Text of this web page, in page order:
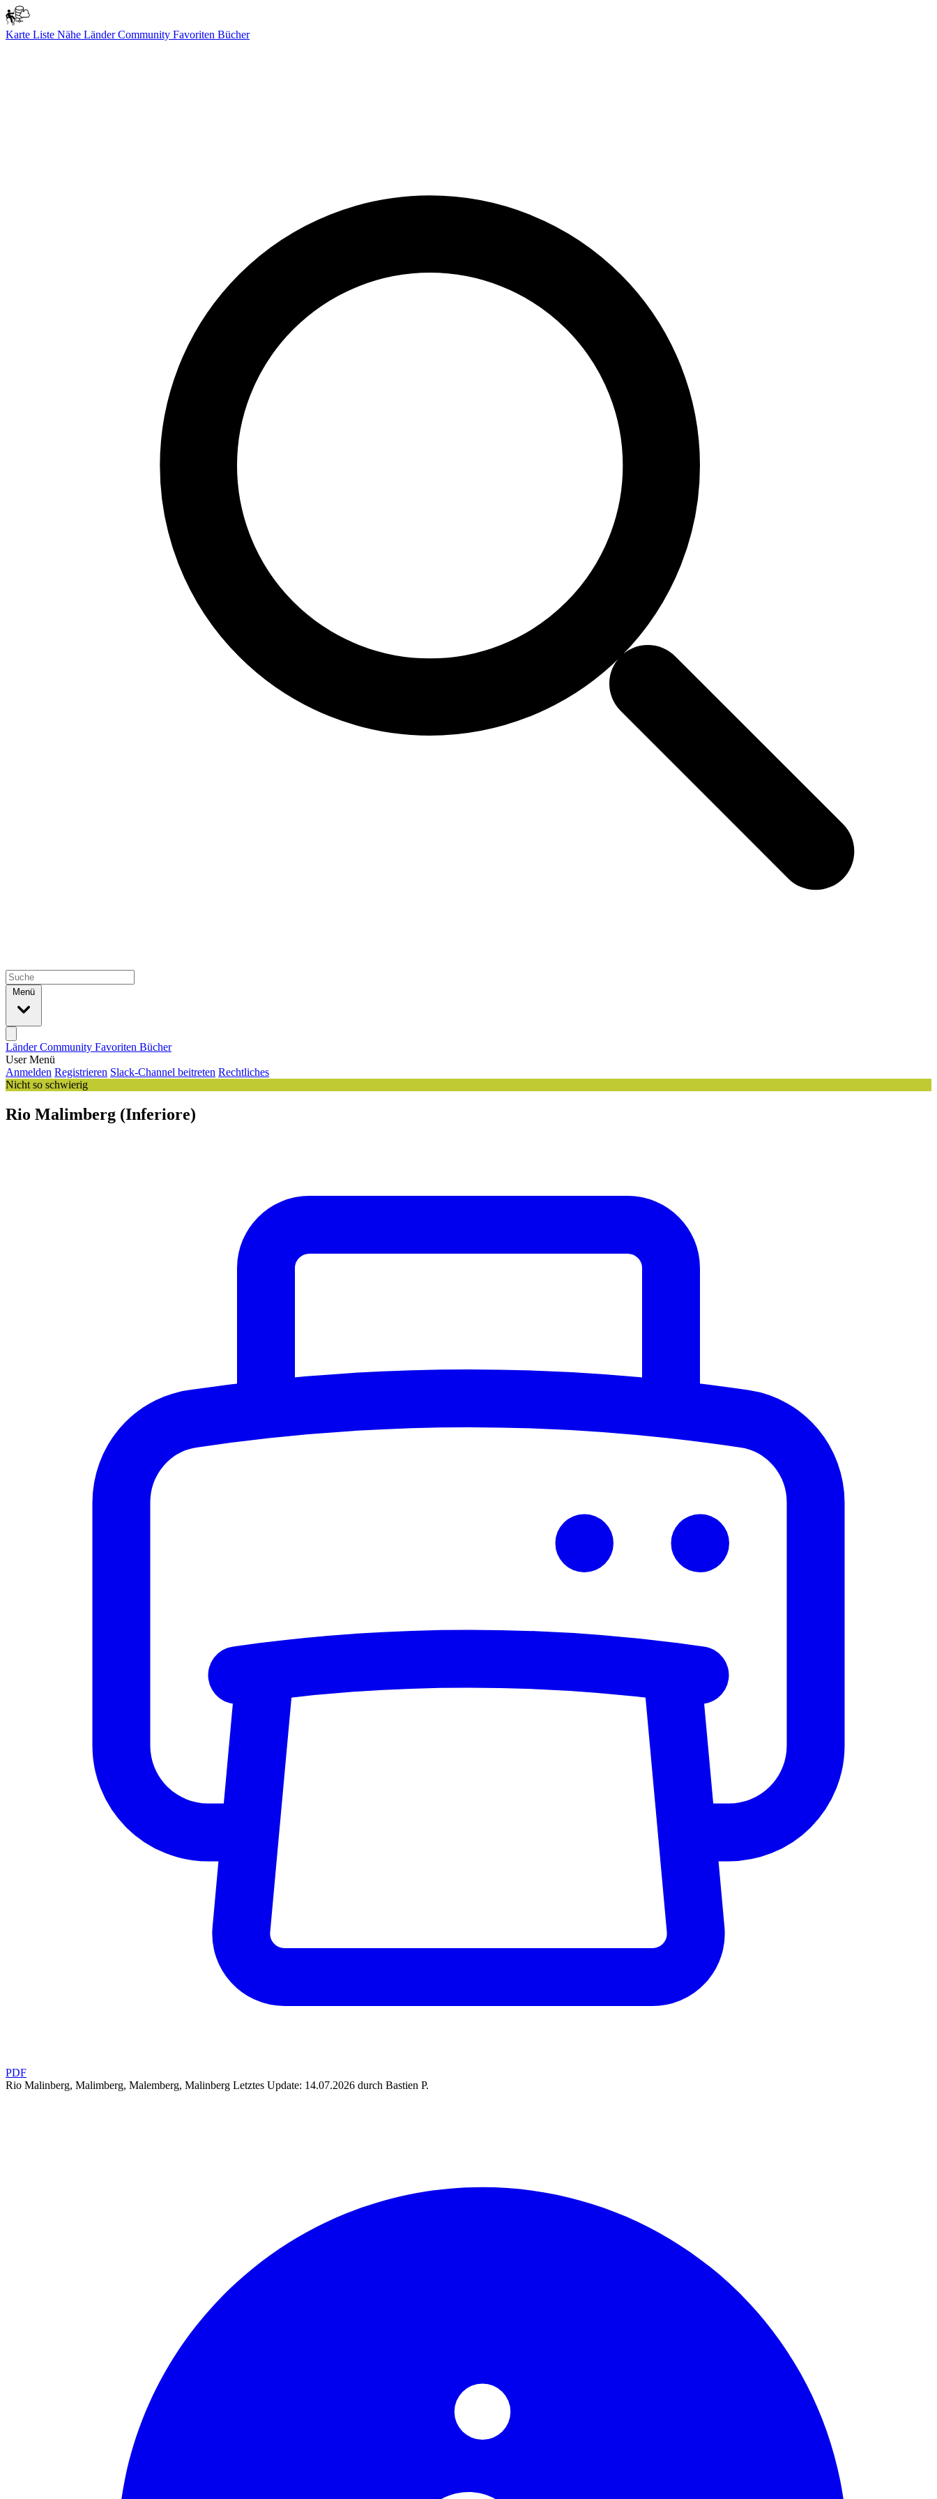
Karte Liste Nähe LänderCommunity Favoriten Bücher
Menü
LänderCommunity Favoriten Bücher
User Menü
Anmelden Registrieren Slack-Channel beitreten Rechtliches
Nicht so schwierig
Rio Malimberg (Inferiore)
PDF
Rio Malinberg, Malimberg, Malemberg, Malinberg Letztes Update: 14.07.2026 durch Bastien P.